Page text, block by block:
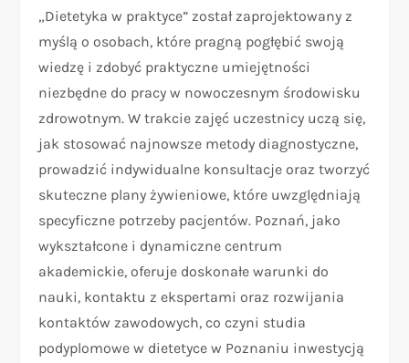
„Dietetyka w praktyce” został zaprojektowany z
myślą o osobach, które pragną pogłębić swoją
wiedzę i zdobyć praktyczne umiejętności
niezbędne do pracy w nowoczesnym środowisku
zdrowotnym. W trakcie zajęć uczestnicy uczą się,
jak stosować najnowsze metody diagnostyczne,
prowadzić indywidualne konsultacje oraz tworzyć
skuteczne plany żywieniowe, które uwzględniają
specyficzne potrzeby pacjentów. Poznań, jako
wykształcone i dynamiczne centrum
akademickie, oferuje doskonałe warunki do
nauki, kontaktu z ekspertami oraz rozwijania
kontaktów zawodowych, co czyni studia
podyplomowe w dietetyce w Poznaniu inwestycją